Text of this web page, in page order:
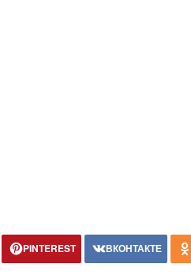
PINTEREST ВКОНТАКТЕ